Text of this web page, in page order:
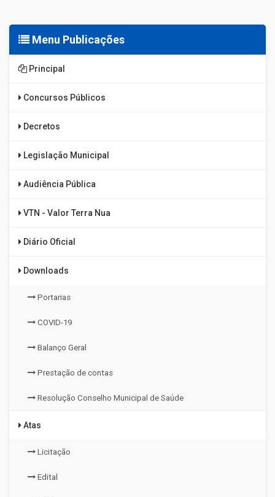
Menu Publicações
Principal
Concursos Públicos
Decretos
Legislação Municipal
Audiência Pública
VTN - Valor Terra Nua
Diário Oficial
Downloads
Portarias
COVID-19
Balanço Geral
Prestação de contas
Resolução Conselho Municipal de Saúde
Atas
Licitação
Edital